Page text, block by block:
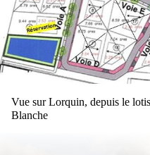
Vue sur Lorquin, depuis le
Blanche